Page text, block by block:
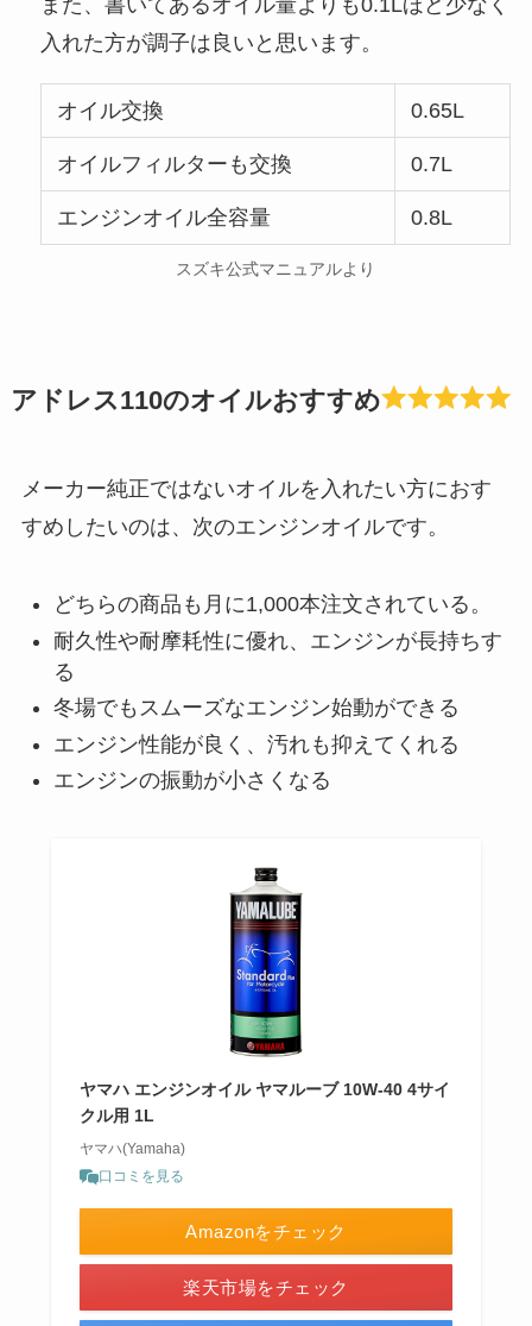
入れた方が調子は良いと思います。
オイル交換 0.65L
オイルフィルターも交換 0.7L
エンジンオイル全容量 0.8L
スズキ公式マニュアルより
アドレス110のオイルおすすめ
メーカー純正ではないオイルを入れたい方におす
すめしたいのは、次のエンジンオイルです。
どちらの商品も月に1,000本注文されている。
耐久性や耐摩耗性に優れ、エンジンが長持ちす
る
冬場でもスムーズなエンジン始動ができる
エンジン性能が良く、汚れも抑えてくれる
エンジンの振動が小さくなる
ヤマハ エンジンオイル ヤマルーブ 10W-40 4サイ
クル用 1L
ヤマハ(Yamaha)
口コミを見る
Amazonをチェック
楽天市場をチェック